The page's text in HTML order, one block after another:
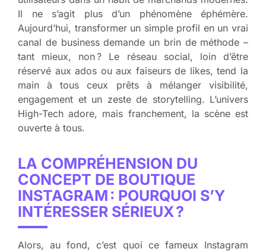
Il ne s’agit plus d’un phénomène éphémère.
Aujourd’hui, transformer un simple profil en un vrai
canal de business demande un brin de méthode –
tant mieux, non ? Le réseau social, loin d’être
réservé aux ados ou aux faiseurs de likes, tend la
main à tous ceux prêts à mélanger visibilité,
engagement et un zeste de storytelling. L’univers
High-Tech adore, mais franchement, la scène est
ouverte à tous.
LA COMPRÉHENSION DU
CONCEPT DE BOUTIQUE
INSTAGRAM : POURQUOI S’Y
INTÉRESSER SÉRIEUX ?
Alors, au fond, c’est quoi ce fameux Instagram